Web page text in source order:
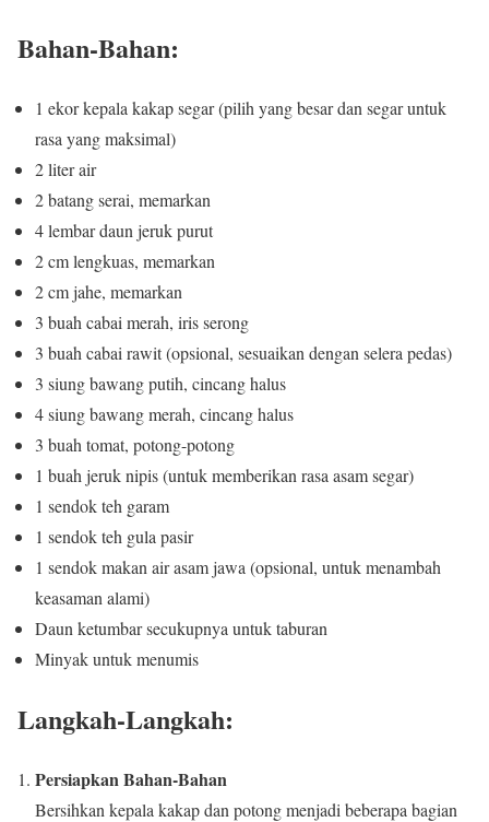
Bahan-Bahan:
1 ekor kepala kakap segar (pilih yang besar dan segar untuk
rasa yang maksimal)
2 liter air
2 batang serai, memarkan
4 lembar daun jeruk purut
2 cm lengkuas, memarkan
2 cm jahe, memarkan
3 buah cabai merah, iris serong
3 buah cabai rawit (opsional, sesuaikan dengan selera pedas)
3 siung bawang putih, cincang halus
4 siung bawang merah, cincang halus
3 buah tomat, potong-potong
1 buah jeruk nipis (untuk memberikan rasa asam segar)
1 sendok teh garam
1 sendok teh gula pasir
1 sendok makan air asam jawa (opsional, untuk menambah
keasaman alami)
Daun ketumbar secukupnya untuk taburan
Minyak untuk menumis
Langkah-Langkah:
Persiapkan Bahan-Bahan
Bersihkan kepala kakap dan potong menjadi beberapa bagian